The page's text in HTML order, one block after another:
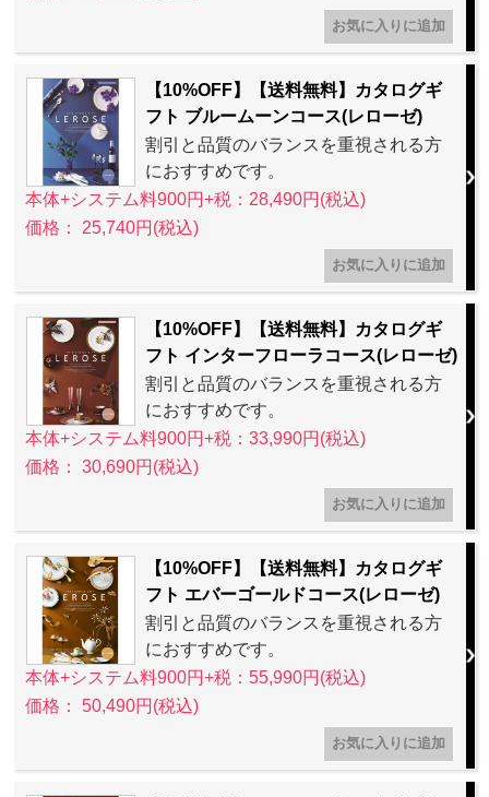
【10%OFF】【送料無料】カタログギ
フト ブルームーンコース(レローゼ)
割引と品質のバランスを重視される方
におすすめです。
本体+システム料900円+税：28,490円(税込)
価格： 25,740円(税込)
【10%OFF】【送料無料】カタログギ
フト インターフローラコース(レローゼ)
割引と品質のバランスを重視される方
におすすめです。
本体+システム料900円+税：33,990円(税込)
価格： 30,690円(税込)
【10%OFF】【送料無料】カタログギ
フト エバーゴールドコース(レローゼ)
割引と品質のバランスを重視される方
におすすめです。
本体+システム料900円+税：55,990円(税込)
価格： 50,490円(税込)